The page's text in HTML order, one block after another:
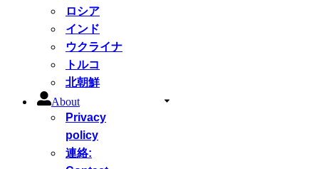
ロシア
インド
ウクライナ
トルコ
北朝鮮
About
Privacy
policy
連絡: